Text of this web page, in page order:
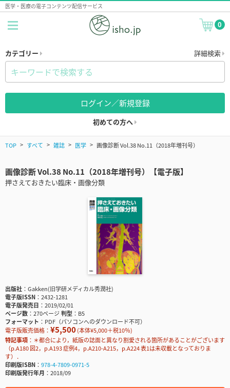
医学・医療の電子コンテンツ配信サービス
0
カテゴリー 詳細検索
ログイン／新規登録
初めての方へ
TOP すべて 雑誌 医学 画像診断 Vol.38 No.11（2018年増刊号）
画像診断 Vol.38 No.11（2018年増刊号）【電子版】
押さえておきたい臨床・画像分類
出版社
Gakken(旧学研メディカル秀潤社)
電子版ISSN
2432-1281
電子版発売日
2019/02/01
ページ数
270ページ判型
B5
フォーマット
PDF（パソコンへのダウンロード不可）
電子版販売価格： ¥5,500(本体¥5,000＋税10％)
特記事項
＊都合により，紙版の誌面と異なり割愛される箇所があることがございます
（p.A180 図2，p.A193 症例4，p.A210-A215，p.A224 表1は未収載となっておりま
す）．
印刷版ISBN
978-4-7809-0971-5
印刷版発行年月
2018/09